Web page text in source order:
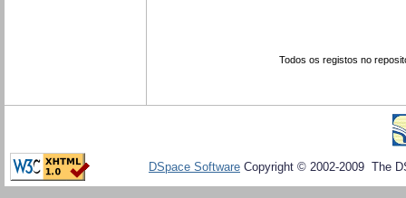
Todos os registos no
DSpace Software Copyright © 2002-2009 The